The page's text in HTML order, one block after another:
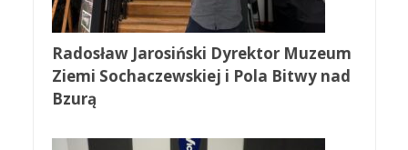
Radosław Jarosiński Dyrektor Muzeum
Ziemi Sochaczewskiej i Pola Bitwy nad
Bzurą